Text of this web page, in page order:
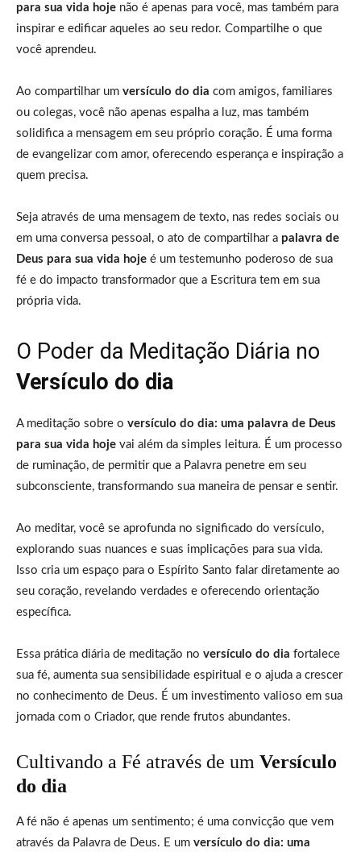
para sua vida hoje não é apenas para você, mas também para
inspirar e edificar aqueles ao seu redor. Compartilhe o que
você aprendeu.
Ao compartilhar um versículo do dia com amigos, familiares
ou colegas, você não apenas espalha a luz, mas também
solidifica a mensagem em seu próprio coração. É uma forma
de evangelizar com amor, oferecendo esperança e inspiração a
quem precisa.
Seja através de uma mensagem de texto, nas redes sociais ou
em uma conversa pessoal, o ato de compartilhar a palavra de
Deus para sua vida hoje é um testemunho poderoso de sua
fé e do impacto transformador que a Escritura tem em sua
própria vida.
O Poder da Meditação Diária no
Versículo do dia
A meditação sobre o versículo do dia: uma palavra de Deus
para sua vida hoje vai além da simples leitura. É um processo
de ruminação, de permitir que a Palavra penetre em seu
subconsciente, transformando sua maneira de pensar e sentir.
Ao meditar, você se aprofunda no significado do versículo,
explorando suas nuances e suas implicações para sua vida.
Isso cria um espaço para o Espírito Santo falar diretamente ao
seu coração, revelando verdades e oferecendo orientação
específica.
Essa prática diária de meditação no versículo do dia fortalece
sua fé, aumenta sua sensibilidade espiritual e o ajuda a crescer
no conhecimento de Deus. É um investimento valioso em sua
jornada com o Criador, que rende frutos abundantes.
Cultivando a Fé através de um Versículo
do dia
A fé não é apenas um sentimento; é uma convicção que vem
através da Palavra de Deus. E um versículo do dia: uma